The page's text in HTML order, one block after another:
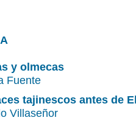
y olmecas
Fuente
tajinescos antes de
Villaseñor